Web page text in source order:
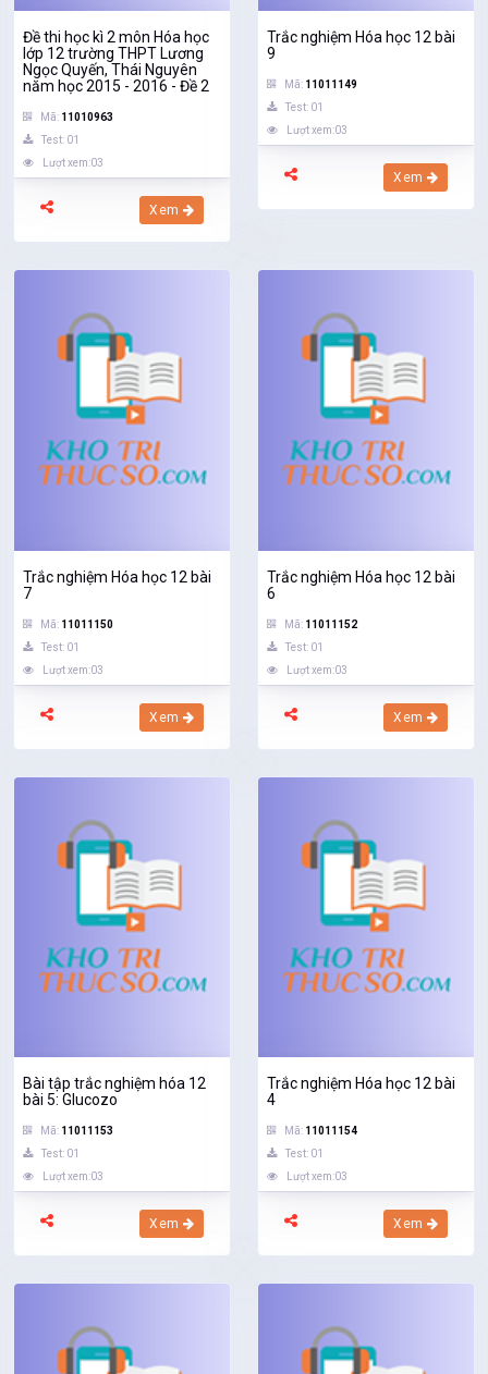
Đề thi học kì 2 môn Hóa học
lớp 12 trường THPT Lương
Ngọc Quyến, Thái Nguyên
năm học 2015 - 2016 - Đề 2
Mã: 11010963
Test: 01
Lượt xem:03
Xem
Trắc nghiệm Hóa học 12 bài
9
Mã: 11011149
Test: 01
Lượt xem:03
Xem
Trắc nghiệm Hóa học 12 bài
7
Mã: 11011150
Test: 01
Lượt xem:03
Xem
Trắc nghiệm Hóa học 12 bài
6
Mã: 11011152
Test: 01
Lượt xem:03
Xem
Bài tập trắc nghiệm hóa 12
bài 5: Glucozo
Mã: 11011153
Test: 01
Lượt xem:03
Xem
Trắc nghiệm Hóa học 12 bài
4
Mã: 11011154
Test: 01
Lượt xem:03
Xem